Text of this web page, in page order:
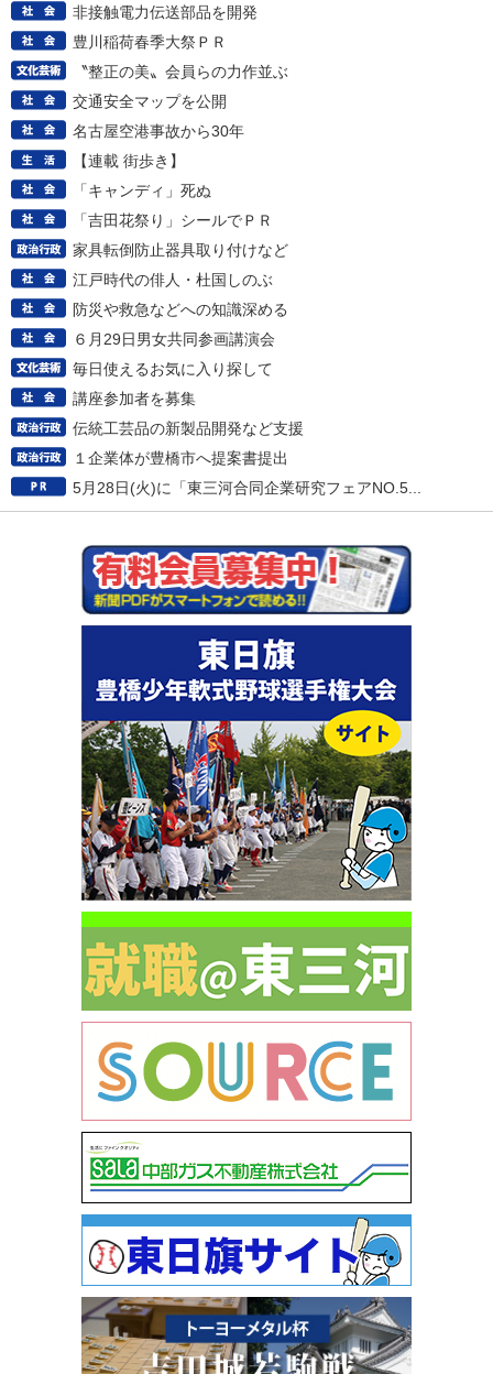
非接触電力伝送部品を開発
豊川稲荷春季大祭ＰＲ
〝整正の美〟会員らの力作並ぶ
交通安全マップを公開
名古屋空港事故から30年
【連載 街歩き】
「キャンディ」死ぬ
「吉田花祭り」シールでＰＲ
家具転倒防止器具取り付けなど
江戸時代の俳人・杜国しのぶ
防災や救急などへの知識深める
６月29日男女共同参画講演会
毎日使えるお気に入り探して
講座参加者を募集
伝統工芸品の新製品開発など支援
１企業体が豊橋市へ提案書提出
5月28日(火)に「東三河合同企業研究フェアNO.5...